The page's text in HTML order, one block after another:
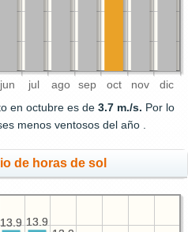
jun jul ago sep oct nov dic
en octubre es de 3.7 m./s. Por lo
menos ventosos del año .
de horas de sol
13.9
13.9 13.9
13.9